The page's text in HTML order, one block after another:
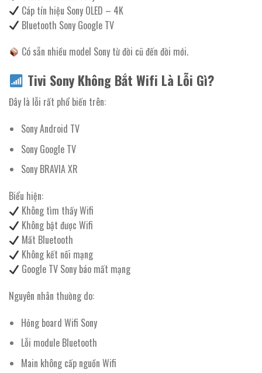
Cáp tín hiệu Sony OLED – 4K
Bluetooth Sony Google TV
Có sẵn nhiều model Sony từ đời cũ đến đời mới.
Tivi Sony Không Bắt Wifi Là Lỗi Gì?
Đây là lỗi rất phổ biến trên:
Sony Android TV
Sony Google TV
Sony BRAVIA XR
Biểu hiện:
Không tìm thấy Wifi
Không bật được Wifi
Mất Bluetooth
Không kết nối mạng
Google TV Sony báo mất mạng
Nguyên nhân thường do:
Hỏng board Wifi Sony
Lỗi module Bluetooth
Main không cấp nguồn Wifi